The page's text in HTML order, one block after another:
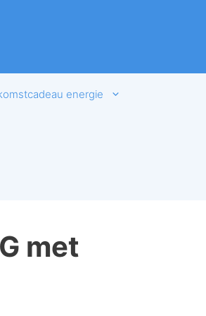
energie
met